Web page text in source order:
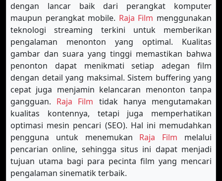
dengan lancar baik dari perangkat komputer
maupun perangkat mobile. Raja Film menggunakan
teknologi streaming terkini untuk memberikan
pengalaman menonton yang optimal. Kualitas
gambar dan suara yang tinggi memastikan bahwa
penonton dapat menikmati setiap adegan film
dengan detail yang maksimal. Sistem buffering yang
cepat juga menjamin kelancaran menonton tanpa
gangguan. Raja Film tidak hanya mengutamakan
kualitas kontennya, tetapi juga memperhatikan
optimasi mesin pencari (SEO). Hal ini memudahkan
pengguna untuk menemukan Raja Film melalui
pencarian online, sehingga situs ini dapat menjadi
tujuan utama bagi para pecinta film yang mencari
pengalaman sinematik terbaik.